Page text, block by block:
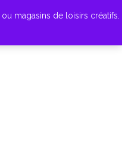
magasins de loisirs créatifs.